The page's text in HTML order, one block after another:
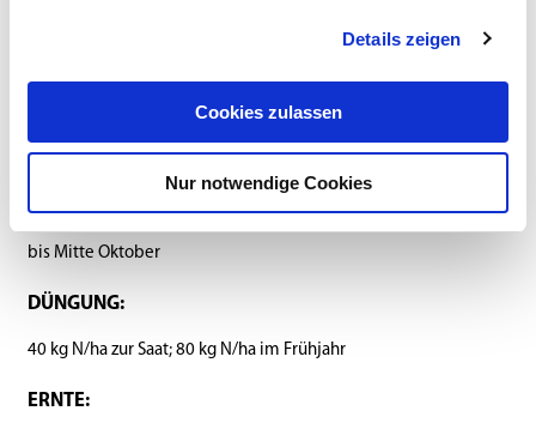
Details zeigen
Cookies zulassen
Nur notwendige Cookies
350 Kö/m², ca. 150 kg/ha in Reinsaat
SAATZEIT:
bis Mitte Oktober
DÜNGUNG:
40 kg N/ha zur Saat; 80 kg N/ha im Frühjahr
ERNTE: